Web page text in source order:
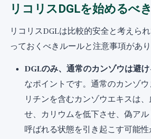
リコリスDGLを始めるべ
リコリスDGLは比較的安全と考えら
っておくべきルールと注意事項があり
DGLのみ、通常のカンゾウは避け
なポイントです。通常のカンゾ
リチンを含むカンゾウエキスは
せ、カリウムを低下させ、偽ア
呼ばれる状態を引き起こす可能性